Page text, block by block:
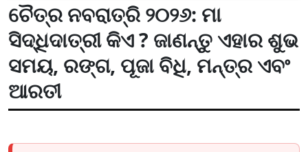
ଚୈତ୍ର ନବରାତ୍ରି ୨୦୨୬: ମା
ସିଦ୍ଧିଦାତ୍ରୀ କିଏ ? ଜାଣନ୍ତୁ ଏହାର ଶୁଭ
ସମୟ, ରଙ୍ଗ, ପୂଜା ବିଧି, ମନ୍ତ୍ର ଏବଂ
ଆରତୀ